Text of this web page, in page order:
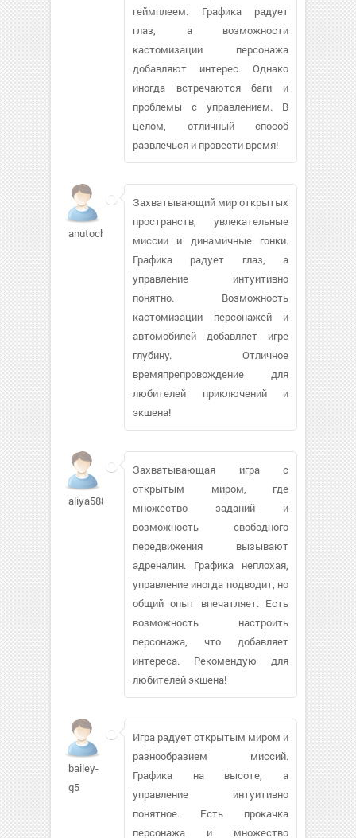
геймплеем. Графика радует
глаз, а возможности
кастомизации персонажа
добавляют интерес. Однако
иногда встречаются баги и
проблемы с управлением. В
целом, отличный способ
развлечься и провести время!
anutochka645
Захватывающий мир открытых
пространств, увлекательные
миссии и динамичные гонки.
Графика радует глаз, а
управление интуитивно
понятно. Возможность
кастомизации персонажей и
автомобилей добавляет игре
глубину. Отличное
времяпрепровождение для
любителей приключений и
экшена!
aliya5885978
Захватывающая игра с
открытым миром, где
множество заданий и
возможность свободного
передвижения вызывают
адреналин. Графика неплохая,
управление иногда подводит, но
общий опыт впечатляет. Есть
возможность настроить
персонажа, что добавляет
интереса. Рекомендую для
любителей экшена!
bailey-
g5
Игра радует открытым миром и
разнообразием миссий.
Графика на высоте, а
управление интуитивно
понятное. Есть прокачка
персонажа и множество